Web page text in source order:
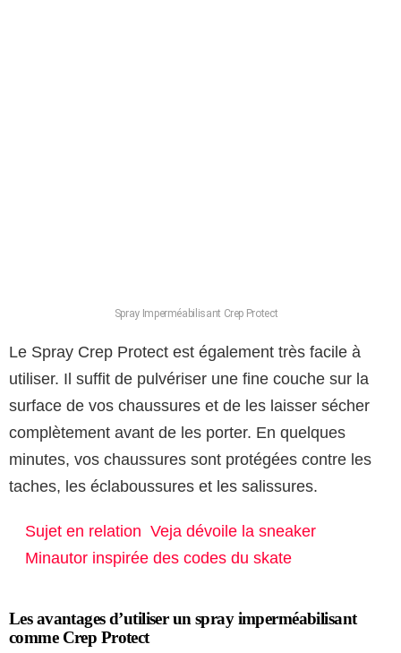
Spray Imperméabilisant Crep Protect
Le Spray Crep Protect est également très facile à
utiliser. Il suffit de pulvériser une fine couche sur la
surface de vos chaussures et de les laisser sécher
complètement avant de les porter. En quelques
minutes, vos chaussures sont protégées contre les
taches, les éclaboussures et les salissures.
Sujet en relation Veja dévoile la sneaker
Minautor inspirée des codes du skate
Les avantages d’utiliser un spray imperméabilisant
comme Crep Protect